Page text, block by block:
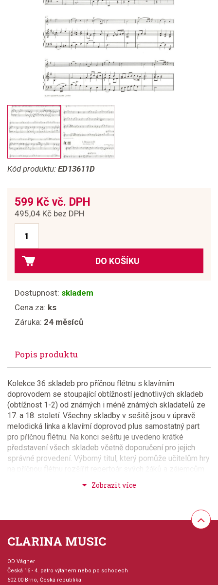
Kód produktu: ED13611D
599 Kč vč. DPH
495,04 Kč bez DPH
DO KOŠÍKU
Dostupnost: skladem
Cena za: ks
Záruka: 24 měsíců
Popis produktu
Kolekce 36 skladeb pro příčnou flétnu s klavírním
doprovodem se stoupající obtížností jednotlivých skladeb
(obtížnost 1-2) od známých i méně známých skladatelů ze
17. a 18. století. Všechny skladby v sešitě jsou v úpravě
melodická linka a klavírní doprovod plus samostatný part
pro příčnou flétnu. Na konci sešitu je uvedeno krátké
představení všech skladeb včetně doporučení pro jejich
správné provedení. Výborný titul, který pomůže učitelům hry
na příčnou flétnu rozšířit repertoár svých žáků a zájemcům
hudbu nejen sami, ale také s klavírním (cembalovým)
uveden kód a stránky vydavatele, na kterých je možné si
stáhnout nahrávky.
Seznam písní
Barbara Allen (Oswald)
Valiant Joky (Oswald)
The Lovely Lass of Inverness (Oswald)
CLARINA MUSIC
OD Vágner
Česká 16 - 4. patro výtahem nebo po schodech
602 00 Brno, Česká republika